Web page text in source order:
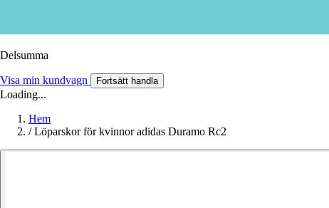
Delsumma
Visa min kundvagn Fortsätt handla
Loading...
Hem
/ Löparskor för kvinnor adidas Duramo Rc2